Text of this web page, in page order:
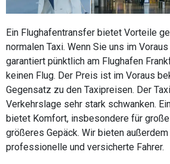
Ein Flughafentransfer bietet Vorteile
normalen Taxi. Wenn Sie uns im
garantiert pünktlich am Flughafen
keinen Flug. Der Preis ist im Voraus
Gegensatz zu den Taxipreisen. Der
Verkehrslage sehr stark schwanken.
bietet Komfort, insbesondere für große
größeres Gepäck. Wir bieten
professionelle und versicherte Fahrer.